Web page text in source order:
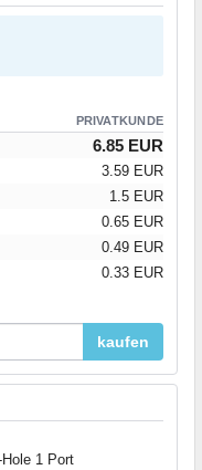
PRIVATKUNDE
6.85 EUR
3.59 EUR
1.5 EUR
0.65 EUR
0.49 EUR
0.33 EUR
kaufen
1 Port